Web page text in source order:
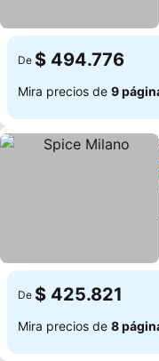
De $ 494.776
Mira precios de 9
De $ 425.821
Mira precios de 8